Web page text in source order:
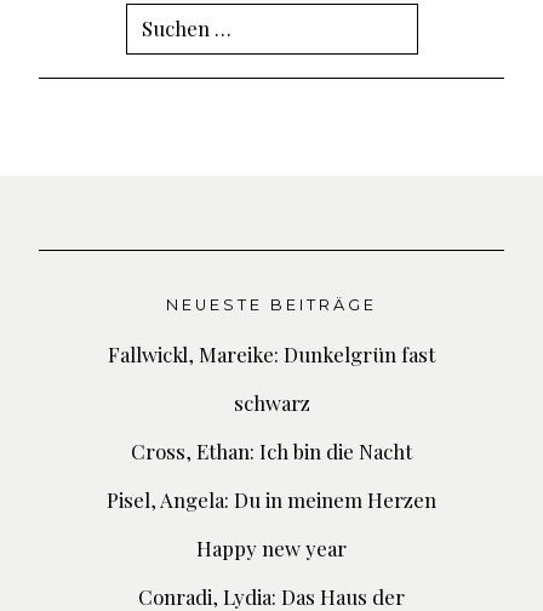
Suchen
nach:
NEUESTE BEITRÄGE
Fallwickl, Mareike: Dunkelgrün fast
schwarz
Cross, Ethan: Ich bin die Nacht
Pisel, Angela: Du in meinem Herzen
Happy new year
Conradi, Lydia: Das Haus der